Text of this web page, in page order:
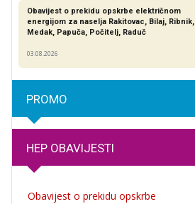
Obavijest o prekidu opskrbe električnom
energijom za naselja Rakitovac, Bilaj, Ribnik,
Medak, Papuča, Počitelj, Raduč
03.08.2026
PROMO
HEP OBAVIJESTI
Obavijest o prekidu opskrbe